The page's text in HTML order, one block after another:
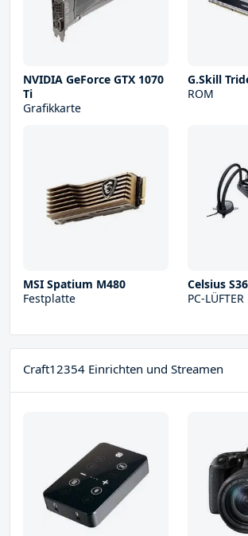
NVIDIA GeForce GTX 1070
Ti
Grafikkarte
G.Skill
ROM
MSI Spatium M480
Festplatte
Celsius S36
PC-LÜFTER
Craft12354 Einrichten und Streamen